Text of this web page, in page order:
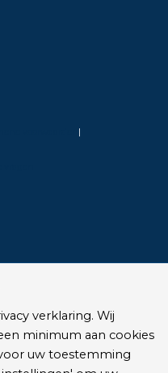
|
verklaring. Wij
minimum aan cookies
uw toestemming